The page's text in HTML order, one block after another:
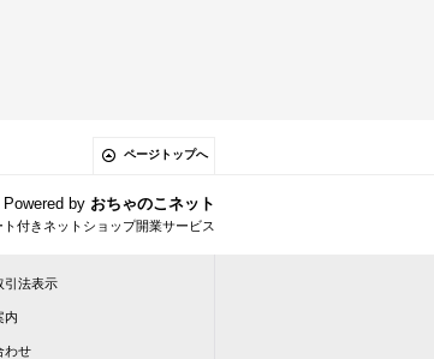
ページトップへ
Powered by おちゃのこネット
付きネットショップ開業サービス
引法表示
内
わせ